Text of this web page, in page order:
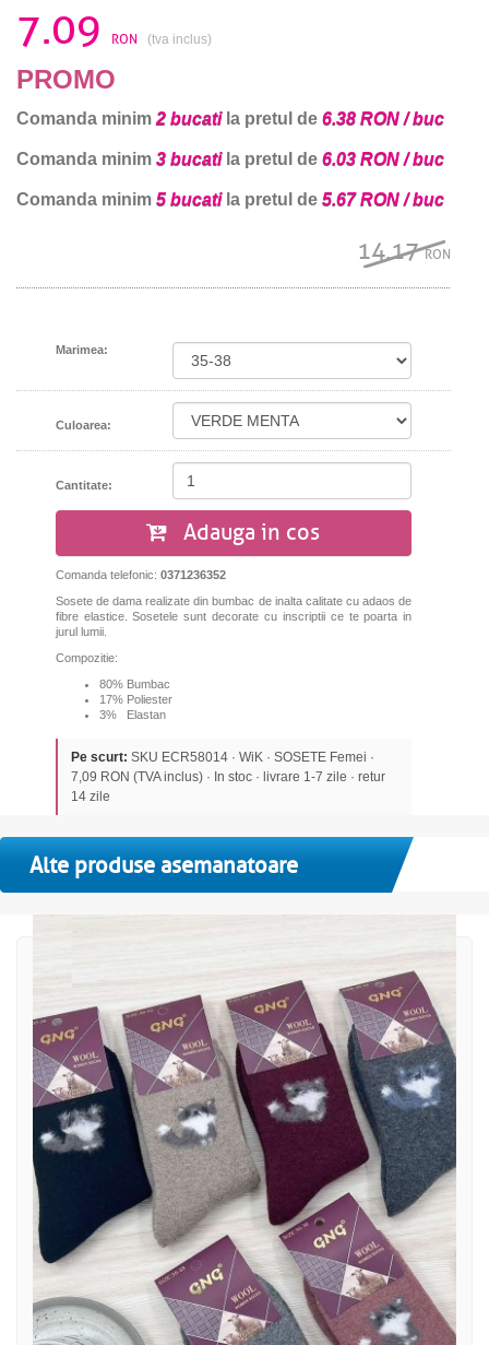
7.09 RON (tva inclus)
PROMO
Comanda minim 2 bucatila pretul de 6.38 RON / buc
Comanda minim 3 bucatila pretul de 6.03 RON / buc
Comanda minim 5 bucatila pretul de 5.67 RON / buc
14.17RON
Marimea:
Culoarea:
Cantitate:
Adauga in cos
Comanda telefonic: 0371236352
Sosete de dama realizate din bumbac de inalta calitate cu adaos de
fibre elastice. Sosetele sunt decorate cu inscriptii ce te poarta in
jurul lumii.
Compozitie:
80% Bumbac
17% Poliester
3% Elastan
Pe scurt: SKU ECR58014 · WiK · SOSETE Femei ·
7,09 RON (TVA inclus) · In stoc · livrare 1-7 zile · retur
14 zile
Alte produse asemanatoare